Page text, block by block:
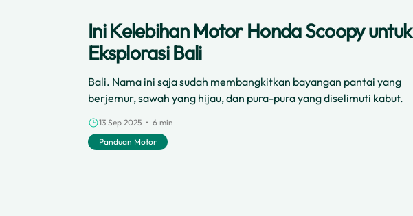
Ini Kelebihan Motor Honda Scoopy untuk
Eksplorasi Bali
Bali. Nama ini saja sudah membangkitkan bayangan pantai yang
berjemur, sawah yang hijau, dan pura-pura yang diselimuti kabut.
13 Sep 2025 • 6 min
Panduan Motor